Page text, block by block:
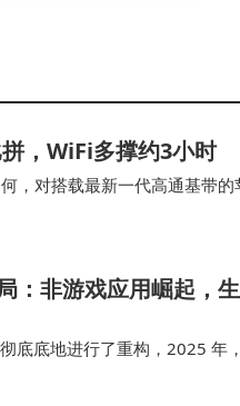
万辆，是SU7同期交付量
过39000台，较2025年
市场认可度，由于SU7
市，届时将进一步提升小
，WiFi多撑约3小时
，对搭载最新一代高通基带
C1X、C1 基带的 i…
：非游戏应用崛起，
底底地进行了重构，2025 年